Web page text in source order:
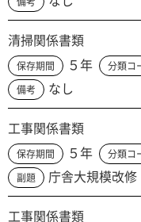
清掃関係書類
保存期間 ５年 分類コ
備考 なし
工事関係書類
保存期間 ５年 分類コ
副題 庁舎大規模改修
工事関係書類